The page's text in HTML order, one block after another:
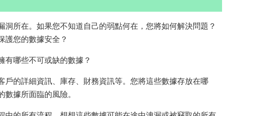
所在。如果您不知道自己的弱點何在，您將如何解決問題？
護您的數據安全？
有哪些不可或缺的數據？
的詳細資訊、庫存、財務資訊等。您將這些數據存放在哪
據所面臨的風險。